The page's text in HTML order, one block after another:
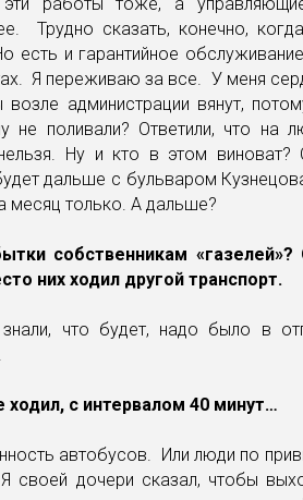
Трудно сказать, конечно,
есть и гарантийное
Я переживаю за все. У меня
администрации вянут,
не поливали? Ответили, что на
Ну и кто в этом виноват?
дальше с бульваром
месяц только. А дальше?
собственникам
них ходил другой транспорт.
что будет, надо было в
ходил, с интервалом 40 минут…
автобусов. Или люди по
своей дочери сказал, чтобы